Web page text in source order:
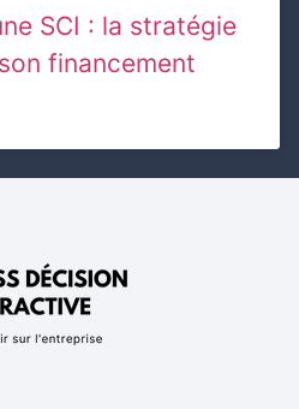
SCI : la stratégie
financement